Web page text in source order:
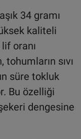
34 gramı
kaliteli
oranı
sıvı
süre tokluk
Bu özelliği
dengesine